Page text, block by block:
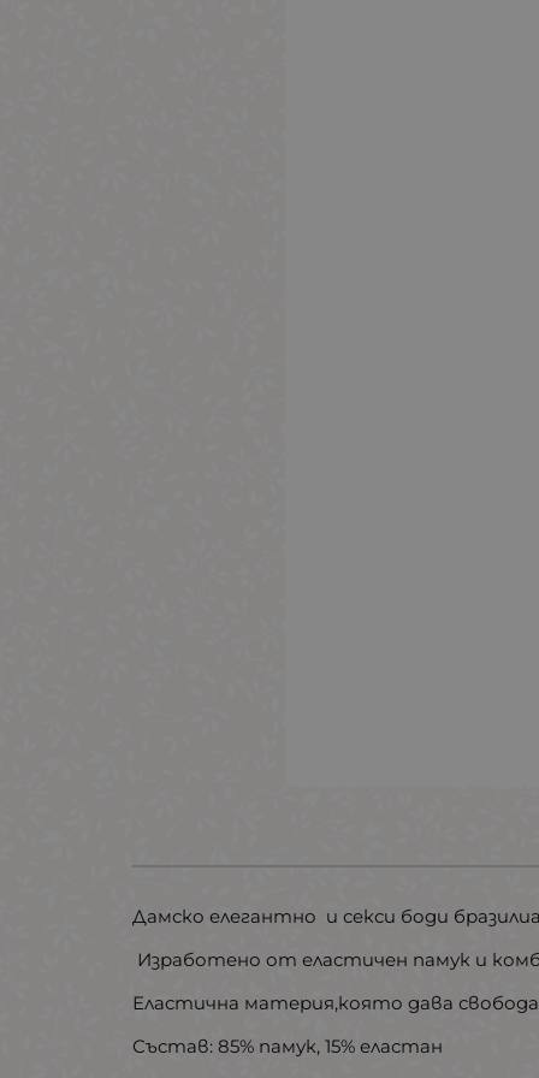
Дамско елегантно и секси боди
Изработено от еластичен памук и
Еластична материя,която дава
Състав: 85% памук, 15% еластан